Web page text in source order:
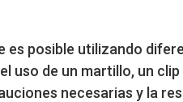
es posible utilizando
uso de un martillo, un
necesarias y la